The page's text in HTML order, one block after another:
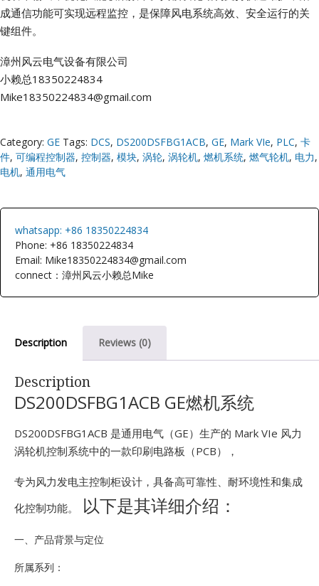
成通信功能可实现远程监控，是保障风电系统高效、安全运行的关
键组件。
漳州风云电气设备有限公司
小赖总18350224834
Mike18350224834@gmail.com
Category: GE Tags: DCS, DS200DSFBG1ACB, GE, Mark VIe, PLC, 卡
件, 可编程控制器, 控制器, 模块, 涡轮, 涡轮机, 燃机系统, 燃气轮机, 电力,
电机, 通用电气
whatsapp: +86 18350224834
Phone: +86 18350224834
Email: Mike18350224834@gmail.com
connect：漳州风云小赖总Mike
Description Reviews (0)
Description
DS200DSFBG1ACB GE燃机系统
DS200DSFBG1ACB 是通用电气（GE）生产的 Mark VIe 风力
涡轮机控制系统中的一款印刷电路板（PCB），
专为风力发电主控制柜设计，具备高可靠性、耐环境性和集成
化控制功能。
以下是其详细介绍：
一、产品背景与定位
所属系列：